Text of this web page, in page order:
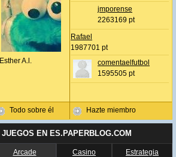
Esther A.l.
Todo sobre él
jmporense
2263169 pt
Rafael
1987701 pt
comentaelfutbol
1595505 pt
Hazte miembro
JUEGOS EN ES.PAPERBLOG.COM
Arcade Casino Estrategia